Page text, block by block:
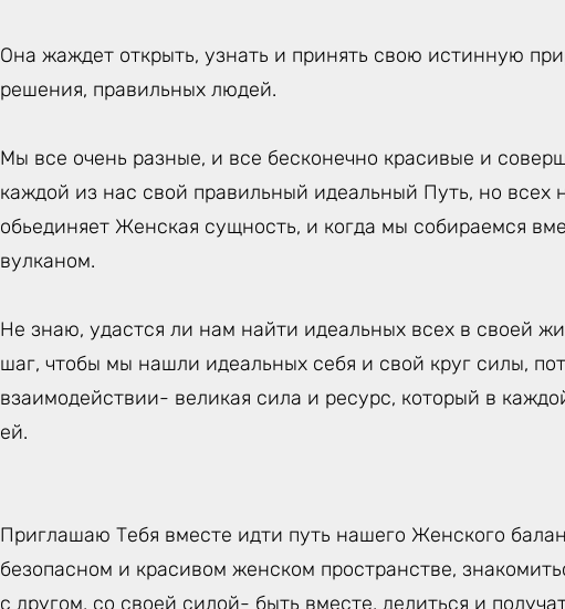
Она жаждет открыть, узнать и принять свою истинную
решения, правильных людей.
Мы все очень разные, и все бесконечно красивые и
каждой из нас свой правильный идеальный Путь, но всех
обьединяет Женская сущность, и когда мы собираемся
вулканом.
Не знаю, удастся ли нам найти идеальных всех в своей
шаг, чтобы мы нашли идеальных себя и свой круг силы,
взаимодействии- великая сила и ресурс, который в
ей.
Приглашаю Тебя вместе идти путь нашего Женского
безопасном и красивом женском пространстве,
с другом, со своей силой- быть вместе, делиться и